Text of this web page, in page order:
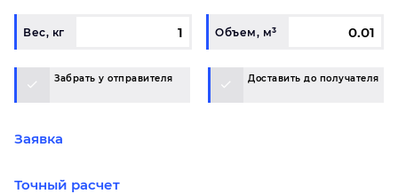
Вес, кг Объем, м³
Забрать у отправителя Доставить до получателя
Заявка
Точный расчет